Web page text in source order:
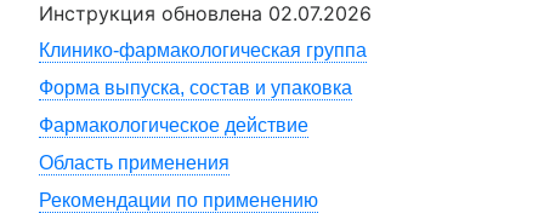
Инструкция обновлена 02.07.2026
Клинико-фармакологическая группа
Форма выпуска, состав и упаковка
Фармакологическое действие
Область применения
Рекомендации по применению